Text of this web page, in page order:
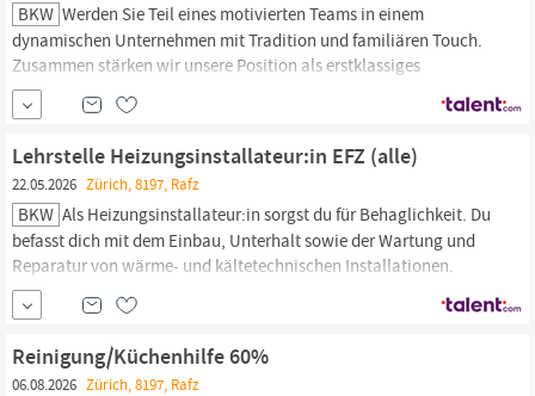
BKW Werden Sie Teil eines motivierten Teams in einem
dynamischen Unternehmen mit Tradition und familiären Touch.
Zusammen stärken wir unsere Position als erstklassiges
Unternehmen in der Gebäudetechnik! Ihre Aufgaben Sie sind
verantwortlich für die fachmännische Umsetzung und
Heizungsbereich. Interessante Reparatur, Wartungs-...
Lehrstelle Heizungsinstallateur:in EFZ (alle)
22.05.2026 Zürich, 8197, Rafz
BKW Als Heizungsinstallateur:in sorgst du für Behaglichkeit. Du
befasst dich mit dem Einbau, Unterhalt sowie der Wartung und
Reparatur von wärme- und kältetechnischen Installationen.
Fachkundig lenkst du somit die Wärme gleichmässig dorthin, wo
sie gebraucht wird. Dein Wirkungsfeld Du montierst
fachmännisch die verschiedensten Heizsysteme wie
Radiatorenheizungen,...
Reinigung/Küchenhilfe 60%
06.08.2026 Zürich, 8197, Rafz